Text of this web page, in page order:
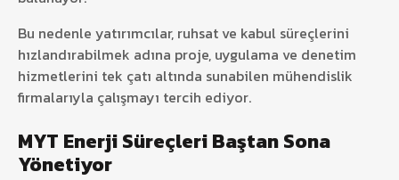
Bu nedenle yatırımcılar, ruhsat ve kabul süreçlerini
hızlandırabilmek adına proje, uygulama ve denetim
hizmetlerini tek çatı altında sunabilen mühendislik
firmalarıyla çalışmayı tercih ediyor.
MYT Enerji Süreçleri Baştan Sona
Yönetiyor